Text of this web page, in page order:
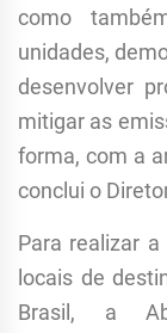
como
unidades,
desenvolver
mitigar as
forma, com a
conclui o
Para realizar
locais de
Brasil, a